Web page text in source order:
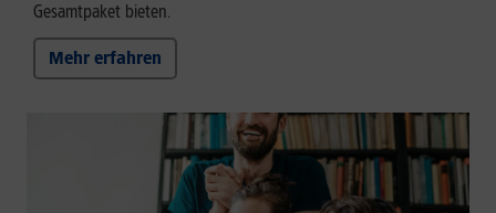
Gesamtpaket bieten.
Mehr erfahren